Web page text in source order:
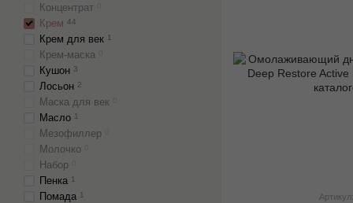
Концентрат
Крем 44
Крем для век 1
Крем-маска
Кушон 3
Лосьон 2
Маска для век
Масло 1
Мезофиллер
Молочко
Набор
Пенка 1
Помада 1